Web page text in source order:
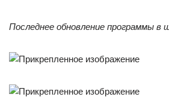
Последнее обновление программы в